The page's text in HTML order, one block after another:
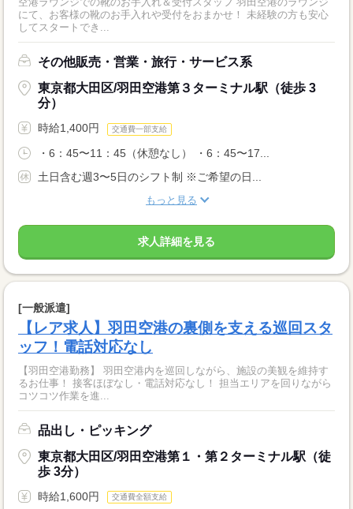
にて、お客様の靴のお手入れや受付をおまかせ！ 未経験の方も安心
してスタートでき...
その他販売・営業・旅行・サービス系
東京都大田区/羽田空港第３ターミナル駅（徒歩 3
分）
時給1,400円 交通費一部支給
・6：45〜11：45（休憩なし） ・6：45〜17...
土日含む週3〜5日のシフト制 ※ご希望の日...
もっと見る
求人詳細を見る
[一般派遣]
【レア求人】羽田空港の裏側を支える巡回スタ
ッフ！電話対応なし
【羽田空港勤務】 羽田空港内を巡回しながら、施設の美観を維持す
るお仕事！ 接客ほぼなし・電話対応なし！ 担当エリアを回りながら
コツコツ作業を進...
品出し・ピッキング
東京都大田区/羽田空港第１・第２ターミナル駅（徒
歩 3分）
時給1,600円 交通費全額支給